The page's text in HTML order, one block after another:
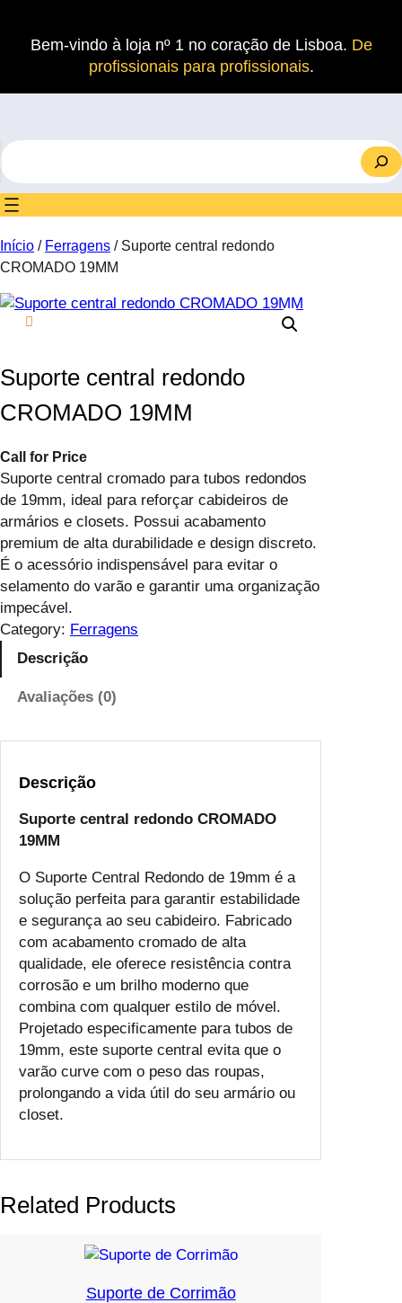
Bem-vindo à loja nº 1 no coração de Lisboa. De
profissionais para profissionais.
S
e
a
r
h
Início / Ferragens / Suporte central redondo
CROMADO 19MM
Suporte central redondo
CROMADO 19MM
Call for Price
Suporte central cromado para tubos redondos
de 19mm, ideal para reforçar cabideiros de
armários e closets. Possui acabamento
premium de alta durabilidade e design discreto.
É o acessório indispensável para evitar o
selamento do varão e garantir uma organização
impecável.
Category: Ferragens
Descrição
Avaliações (0)
Descrição
Suporte central redondo CROMADO
19MM
O Suporte Central Redondo de 19mm é a
solução perfeita para garantir estabilidade
e segurança ao seu cabideiro. Fabricado
com acabamento cromado de alta
qualidade, ele oferece resistência contra
corrosão e um brilho moderno que
combina com qualquer estilo de móvel.
Projetado especificamente para tubos de
19mm, este suporte central evita que o
varão curve com o peso das roupas,
prolongando a vida útil do seu armário ou
closet.
Related Products
Suporte de Corrimão